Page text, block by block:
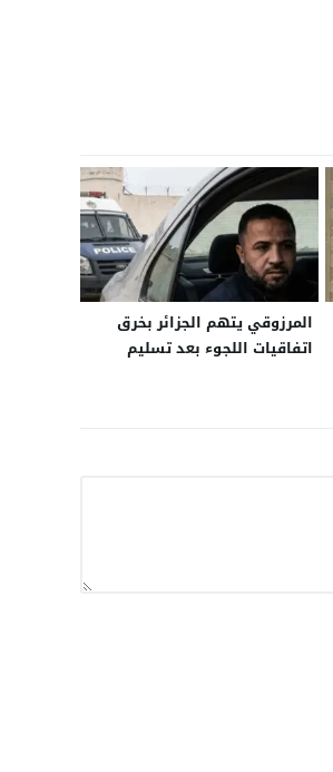
المرزوقي يتهم الجزائر بخرق
اتفاقيات اللجوء بعد تسليم